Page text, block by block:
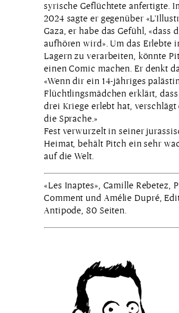
syrische Geflüchtete anfertigte.
2024 sagte er gegenüber
Gaza, er habe das Gefühl, «dass
aufhören wird». Um das Erlebte
Lagern zu verarbeiten, könnte
einen Comic machen. Er denkt
«Wenn dir ein 14-jähriges
Flüchtlingsmädchen erklärt,
drei Kriege erlebt hat, verschlägt
die Sprache.»
Fest verwurzelt in seiner
Heimat, behält Pitch ein sehr
auf die Welt.
«Les Inaptes», Camille Rebetez,
Comment und Amélie Dupré,
Antipode, 80 Seiten.